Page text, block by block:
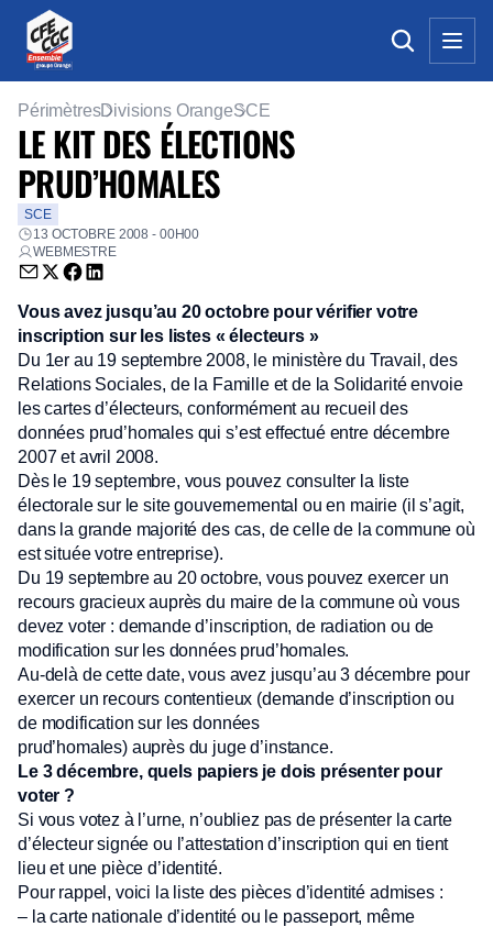
PérimètresDivisions OrangeSCE
LE KIT DES ÉLECTIONS
PRUD’HOMALES
SCE
13 OCTOBRE 2008 - 00H00
WEBMESTRE
Envoyer par email (nouvelle fenêtre)
Partager sur Twitter (nouvelle fenêtre)
Partager sur Facebook (nouvelle fenêtre)
Partager sur LinkedIn (nouvelle fenêtre)
Vous avez jusqu’au 20 octobre pour vérifier votre
inscription sur les listes « électeurs »
Du 1er au 19 septembre 2008, le ministère du Travail, des
Relations Sociales, de la Famille et de la Solidarité envoie
les cartes d’électeurs, conformément au recueil des
données prud’homales qui s’est effectué entre décembre
2007 et avril 2008.
Dès le 19 septembre, vous pouvez consulter la liste
électorale sur le site gouvernemental ou en mairie (il s’agit,
dans la grande majorité des cas, de celle de la commune où
est située votre entreprise).
Du 19 septembre au 20 octobre, vous pouvez exercer un
recours gracieux auprès du maire de la commune où vous
devez voter : demande d’inscription, de radiation ou de
modification sur les données prud’homales.
Au-delà de cette date, vous avez jusqu’au 3 décembre pour
exercer un recours contentieux (demande d’inscription ou
de modification sur les données
prud’homales) auprès du juge d’instance.
Le 3 décembre, quels papiers je dois présenter pour
voter ?
Si vous votez à l’urne, n’oubliez pas de présenter la carte
d’électeur signée ou l’attestation d’inscription qui en tient
lieu et une pièce d’identité.
Pour rappel, voici la liste des pièces d’identité admises :
– la carte nationale d’identité ou le passeport, même